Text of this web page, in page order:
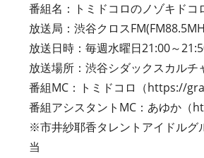
番組名：トミドコロのノゾキドコ
放送局：渋谷クロス
放送日時：毎週水曜日21:00～
放送場所：渋谷シダックスカル
番組MC：トミドコロ（https://
番組アシスタントMC：あゆか（
※市井紗耶香タレントアイドルグ
当